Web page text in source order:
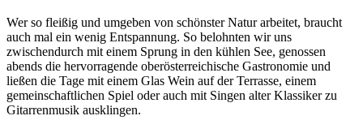
Wer so fleißig und umgeben von schönster Natur arbeitet, braucht
auch mal ein wenig Entspannung. So belohnten wir uns
zwischendurch mit einem Sprung in den kühlen See, genossen
abends die hervorragende oberösterreichische Gastronomie und
ließen die Tage mit einem Glas Wein auf der Terrasse, einem
gemeinschaftlichen Spiel oder auch mit Singen alter Klassiker zu
Gitarrenmusik ausklingen.